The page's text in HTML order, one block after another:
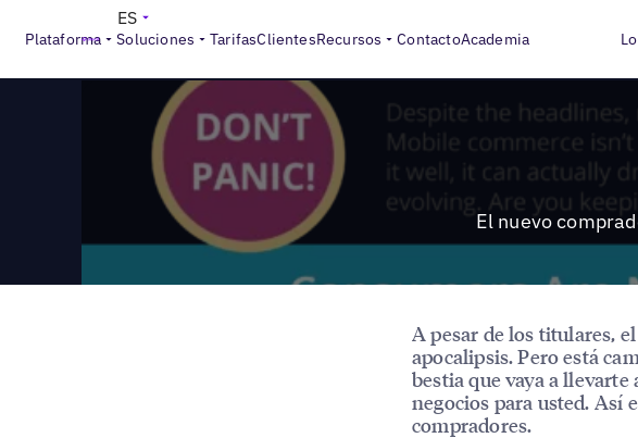
Plataforma Soluciones TarifasClientesRecursos ContactoAcademia
ES
Reports>El nuevo comprador compatible con dispositivos móviles
El nuevo
A pesar de los titulares,
apocalipsis. Pero está
bestia que vaya a
negocios para usted. Así
compradores.